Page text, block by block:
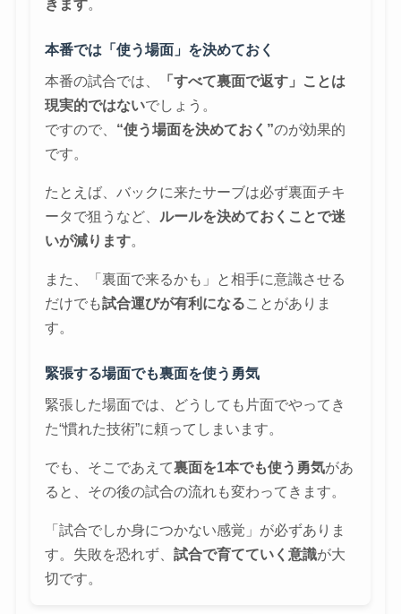
きます。
本番では「使う場面」を決めておく
本番の試合では、
「すべて裏面で返す」ことは
現実的ではないでしょう。
ですので、 “使う場面を決めておく”のが効果的
です。
たとえば、バックに来たサーブは必ず裏面チキ
ータで狙うなど、 ルールを決めておくことで迷
いが減ります。
また、「裏面で来るかも」と相手に意識させる
だけでも試合運びが有利になることがありま
す。
緊張する場面でも裏面を使う勇気
緊張した場面では、どうしても片面でやってき
た“慣れた技術”に頼ってしまいます。
でも、そこであえて裏面を1本でも使う勇気があ
ると、その後の試合の流れも変わってきます。
「試合でしか身につかない感覚」が必ずありま
す。失敗を恐れず、 試合で育てていく意識が大
切です。